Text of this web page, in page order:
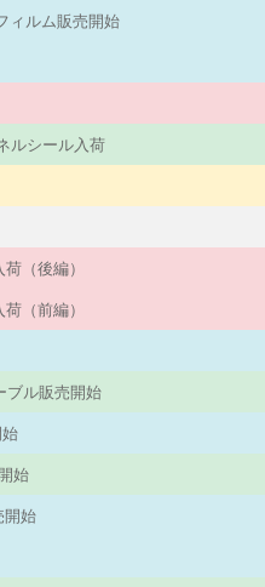
ィルム販売開始
ルシール入荷
（後編）
（前編）
ブル販売開始
始
開始